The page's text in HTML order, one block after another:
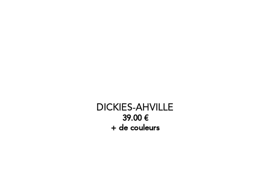
DICKIES-AHVILLE
39.00 €
+ de couleurs